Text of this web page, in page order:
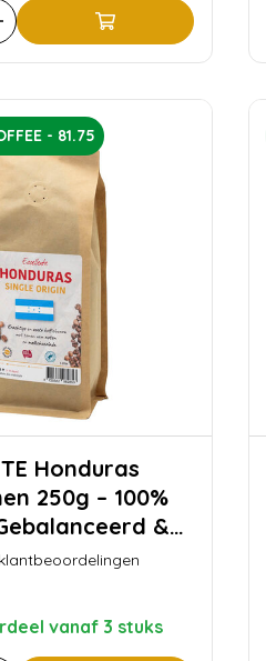
- 81.75
250g – 100%
&
klantbeoordelingen
vanaf 3 stuks